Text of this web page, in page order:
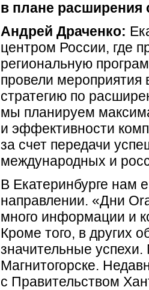
в плане расширения
Андрей Драченко:
центром России, где
региональную
провели мероприятия
стратегию по
мы планируем
и эффективности
за счет передачи
международных и
В Екатеринбурге нам
направлении. «Дни
много информации и
Кроме того, в других
значительные
Магнитогорске.
с Правительством